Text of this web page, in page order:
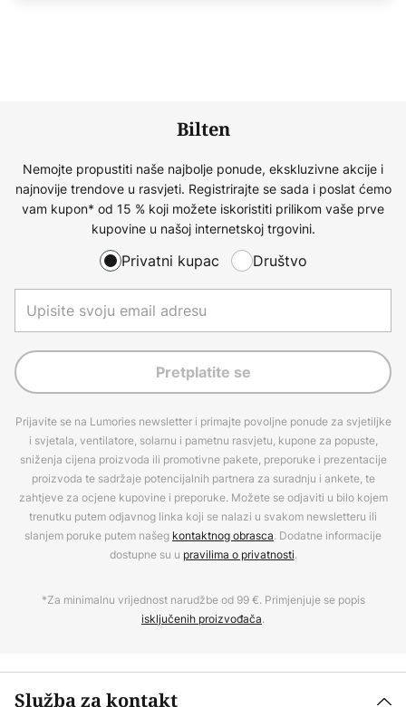
Bilten
Nemojte propustiti naše najbolje ponude, ekskluzivne akcije i
najnovije trendove u rasvjeti. Registrirajte se sada i poslat ćemo
vam kupon* od 15 % koji možete iskoristiti prilikom vaše prve
kupovine u našoj internetskoj trgovini.
Privatni kupac Društvo
Pretplatite se
Prijavite se na Lumories newsletter i primajte povoljne ponude za svjetiljke
i svjetala, ventilatore, solarnu i pametnu rasvjetu, kupone za popuste,
sniženja cijena proizvoda ili promotivne pakete, preporuke i prezentacije
proizvoda te sadržaje potencijalnih partnera za suradnju i ankete, te
zahtjeve za ocjene kupovine i preporuke. Možete se odjaviti u bilo kojem
trenutku putem odjavnog linka koji se nalazi u svakom newsletteru ili
slanjem poruke putem našeg kontaktnog obrasca. Dodatne informacije
dostupne su u pravilima o privatnosti.
*Za minimalnu vrijednost narudžbe od 99 €. Primjenjuje se popis
isključenih proizvođača.
Služba za kontakt